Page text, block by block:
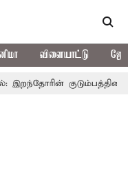
விளையாட்டு
குடும்பத்தினருக்கு